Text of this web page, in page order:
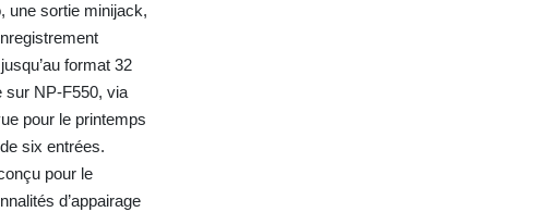
une sortie minijack,
format 32
sur NP-F550, via
pour le printemps
six entrées.
pour le
d’appairage